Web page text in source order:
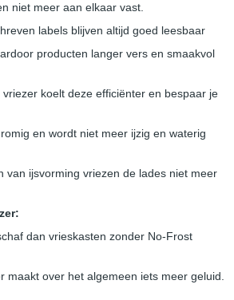
niet meer aan elkaar vast.
labels blijven altijd goed leesbaar
producten langer vers en smaakvol
koelt deze efficiënter en bespaar je
en wordt niet meer ijzig en waterig
van ijsvorming vriezen de lades niet meer
dan vrieskasten zonder No-Frost
maakt over het algemeen iets meer geluid.